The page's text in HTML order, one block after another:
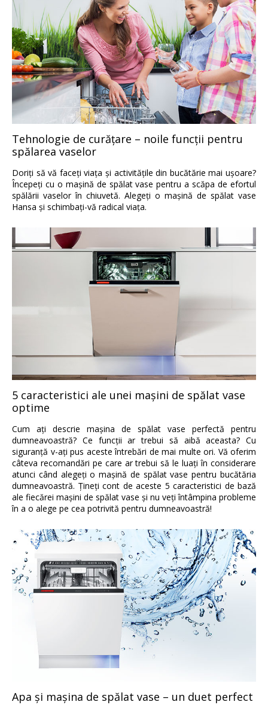
Tehnologie de curăţare – noile funcţii pentru
spălarea vaselor
Doriţi să vă faceţi viaţa şi activităţile din bucătărie mai uşoare?
Începeţi cu o maşină de spălat vase pentru a scăpa de efortul
spălării vaselor în chiuvetă. Alegeţi o maşină de spălat vase
Hansa şi schimbaţi-vă radical viaţa.
5 caracteristici ale unei maşini de spălat vase
optime
Cum aţi descrie maşina de spălat vase perfectă pentru
dumneavoastră? Ce funcţii ar trebui să aibă aceasta? Cu
siguranţă v-aţi pus aceste întrebări de mai multe ori. Vă oferim
câteva recomandări pe care ar trebui să le luaţi în considerare
atunci când alegeţi o maşină de spălat vase pentru bucătăria
dumneavoastră. Ţineţi cont de aceste 5 caracteristici de bază
ale fiecărei maşini de spălat vase şi nu veţi întâmpina probleme
în a o alege pe cea potrivită pentru dumneavoastră!
Apa şi maşina de spălat vase – un duet perfect